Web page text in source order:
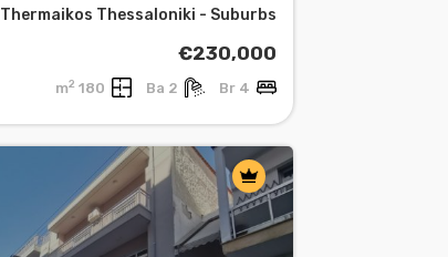
Thermaikos Thessaloniki - Suburbs
€230,000
4 Br
2 Ba
180 m
2